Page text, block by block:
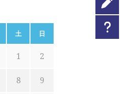
土 日
1 2
8 9